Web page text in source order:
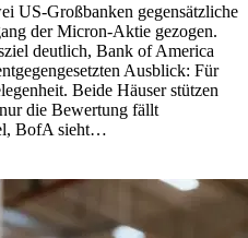
US-Großbanken gegensätzliche
der Micron-Aktie gezogen.
deutlich, Bank of America
Ausblick: Für
Beide Häuser stützen
die Bewertung fällt
BofA sieht…